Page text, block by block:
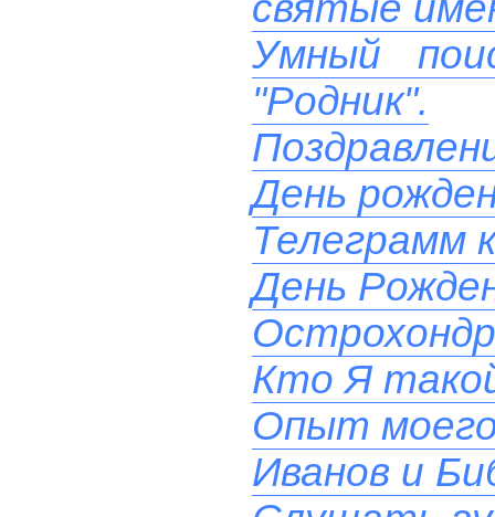
Умный
"Родник".
День
Телеграмм
День
Кто Я
Опыт
Иванов и